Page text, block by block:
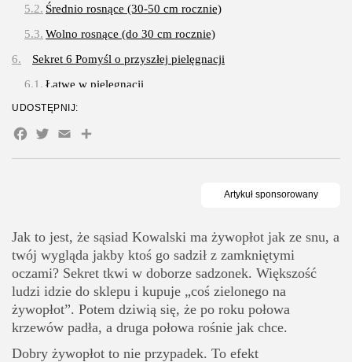
35 Artykułów
Edukacja i Nauka
Zoologia/Rolnictwo/Leśnictwo
Jak to jest, że sąsiad Kowalski ma żywopłot jak ze snu, a
twój wygląda jakby ktoś go sadził z zamkniętymi
oczami? Sekret tkwi w doborze sadzonek. Większość
ludzi idzie do sklepu i kupuje „coś zielonego na
żywopłot”. Potem dziwią się, że po roku połowa
krzewów padła, a druga połowa rośnie jak chce.
Dobry żywopłot to nie przypadek. To efekt
Średnio rosnące (30-50 cm rocznie)
Wolno rosnące (do 30 cm rocznie)
Sekret 6 Pomyśl o przyszłej pielęgnacji
Łatwe w pielęgnacji
Wymagające regularnego cięcia
Sekret 7 Sprawdź odporność na choroby i szkodniki
Najbardziej odporne
Najczęstsze błędy przy wyborze sadzonek
Kierowanie się tylko ceną
Kupowanie bez planu
Ignorowanie warunków w ogrodzie
Podsumowanie - twój plan działania
UDOSTĘPNIJ:
Facebook
Twitter
EmailShare